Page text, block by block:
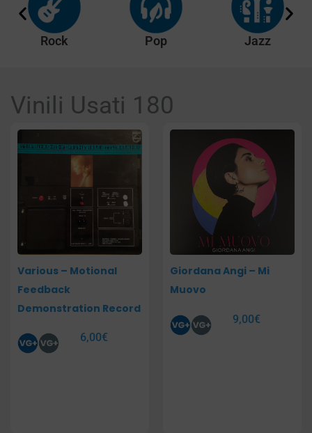
Rock Pop Jazz
Vinili Usati 180
Various – Motional
Feedback
Demonstration Record
6,00€
Giordana Angi – Mi
Muovo
9,00€
PaginaPagina